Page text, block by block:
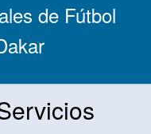
de Fútbol